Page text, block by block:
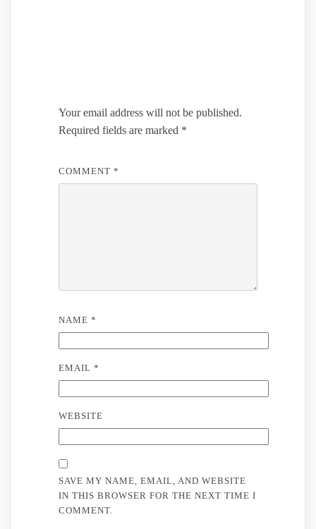
Your email address will not be published.
Required fields are marked *
COMMENT *
NAME *
EMAIL *
WEBSITE
SAVE MY NAME, EMAIL, AND WEBSITE
IN THIS BROWSER FOR THE NEXT TIME I
COMMENT.